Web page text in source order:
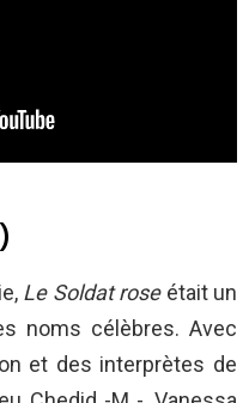
Le Soldat rose était un
noms célèbres. Avec
et des interprètes de